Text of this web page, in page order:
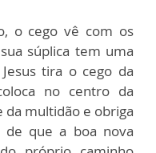
o cego vê com os
súplica tem uma
tira o cego da
no centro da
da multidão e obriga
de que a boa nova